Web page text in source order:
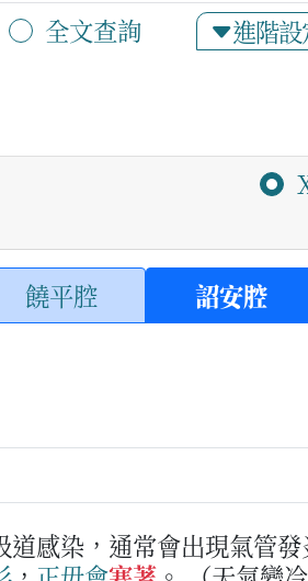
全文查詢 進階
饒平腔 詔安腔
感染，通常會出現氣管